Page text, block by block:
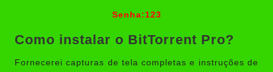
Senha:123
Como instalar o BitTorrent Pro?
Fornecerei capturas de tela completas e instruções de